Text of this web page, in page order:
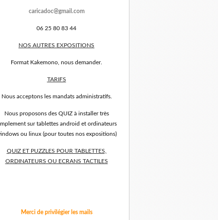
caricadoc@gmail.com
06 25 80 83 44
NOS AUTRES EXPOSITIONS
Format Kakemono, nous demander.
TARIFS
Nous acceptons les mandats administratifs.
Nous proposons des QUIZ à installer très
sur tablettes android et ordinateurs
ou linux (pour toutes nos expositions)
QUIZ ET PUZZLES POUR TABLETTES,
ORDINATEURS OU ECRANS TACTILES
Merci de privilégier les mails